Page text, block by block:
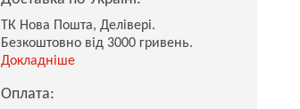
ТК Нова Пошта, Делівері.
Безкоштовно від 3000 гривень.
Докладніше
Оплата: